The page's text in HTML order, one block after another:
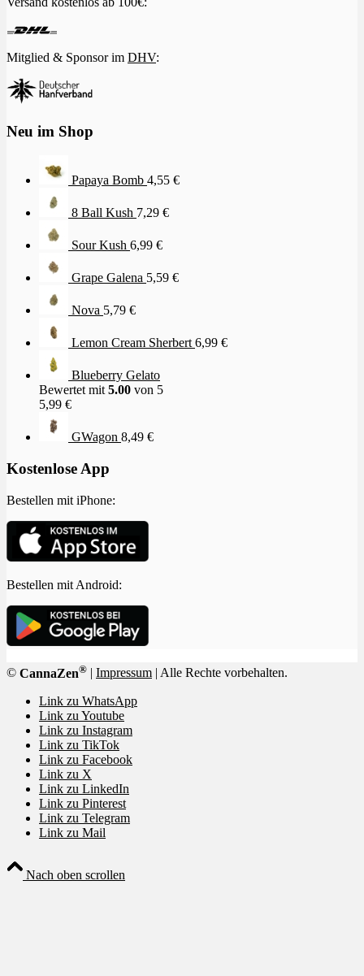
Mitglied & Sponsor im DHV:
Neu im Shop
Papaya Bomb 4,55 €
8 Ball Kush 7,29 €
Sour Kush 6,99 €
Grape Galena 5,59 €
Nova 5,79 €
Lemon Cream Sherbert 6,99 €
Blueberry Gelato
Bewertet mit 5.00 von 5
5,99 €
GWagon 8,49 €
Kostenlose App
Bestellen mit iPhone:
Bestellen mit Android:
© CannaZen® Impressum | Alle Rechte vorbehalten.
Link zu WhatsApp
Link zu Youtube
Link zu Instagram
Link zu TikTok
Link zu Facebook
Link zu X
Link zu LinkedIn
Link zu Pinterest
Link zu Telegram
Link zu Mail
Nach oben scrollen